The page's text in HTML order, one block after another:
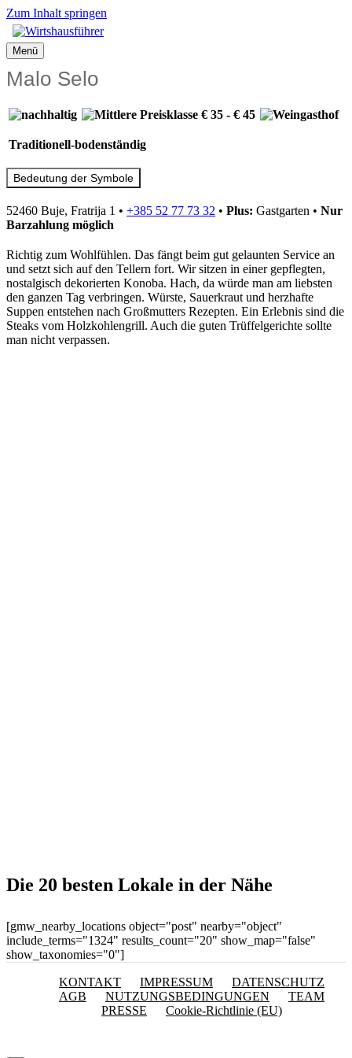
Zum Inhalt springen
Menü
Malo Selo
Traditionell-bodenständig
Bedeutung der Symbole
52460 Buje, Fratrija 1 • +385 52 77 73 32 • Plus: Gastgarten • Nur
Barzahlung möglich
Richtig zum Wohlfühlen. Das fängt beim gut gelaunten Service an
und setzt sich auf den Tellern fort. Wir sitzen in einer gepflegten,
nostalgisch dekorierten Konoba. Hach, da würde man am liebsten
den ganzen Tag verbringen. Würste, Sauerkraut und herzhafte
Suppen entstehen nach Großmutters Rezepten. Ein Erlebnis sind die
Steaks vom Holzkohlengrill. Auch die guten Trüffelgerichte sollte
man nicht verpassen.
Die 20 besten Lokale in der Nähe
[gmw_nearby_locations object="post" nearby="object"
include_terms="1324" results_count="20" show_map="false"
show_taxonomies="0"]
KONTAKT IMPRESSUM
DATENSCHUTZ
AGB
NUTZUNGSBEDINGUNGEN
TEAM
PRESSE
Cookie-Richtlinie (EU)